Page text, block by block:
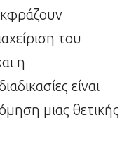
του
η
είναι
μιας θετικής